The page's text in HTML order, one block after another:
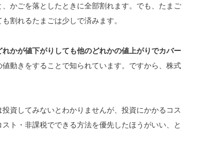
かごを落としたときに全部割れます。でも、たまご
割れるたまごは少しで済みます。
かが値下がりしても他のどれかの値上がりでカバー
動きをすることで知られています。ですから、株式
資してみないとわかりませんが、投資にかかるコス
ト・非課税でできる方法を優先したほうがいい、と